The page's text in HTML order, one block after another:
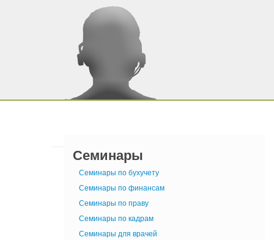
Семинары
Семинары по бухучету
Семинары по финансам
Семинары по праву
Семинары по кадрам
Семинары для врачей